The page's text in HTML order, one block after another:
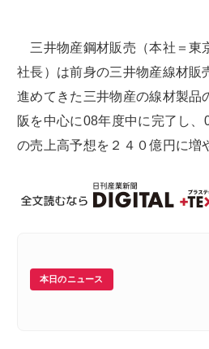
三井物産鋼材販売（本社＝東
社長）は前身の三井物産線材販
進めてきた三井物産の線材製品
阪を中心に08年度中に完了し
の売上高予想を２４０億円に増
本日のニュース